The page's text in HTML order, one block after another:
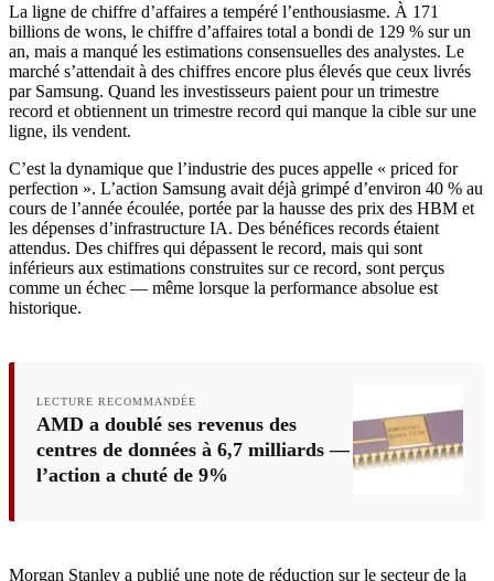
La ligne de chiffre d’affaires a tempéré l’enthousiasme. À 171
billions de wons, le chiffre d’affaires total a bondi de 129 % sur un
an, mais a manqué les estimations consensuelles des analystes. Le
marché s’attendait à des chiffres encore plus élevés que ceux livrés
par Samsung. Quand les investisseurs paient pour un trimestre
record et obtiennent un trimestre record qui manque la cible sur une
ligne, ils vendent.
C’est la dynamique que l’industrie des puces appelle « priced for
perfection ». L’action Samsung avait déjà grimpé d’environ 40 % au
cours de l’année écoulée, portée par la hausse des prix des HBM et
les dépenses d’infrastructure IA. Des bénéfices records étaient
attendus. Des chiffres qui dépassent le record, mais qui sont
inférieurs aux estimations construites sur ce record, sont perçus
comme un échec — même lorsque la performance absolue est
historique.
LECTURE RECOMMANDÉE
AMD a doublé ses revenus des
centres de données à 6,7 milliards —
l’action a chuté de 9%
Morgan Stanley a publié une note de réduction sur le secteur de la